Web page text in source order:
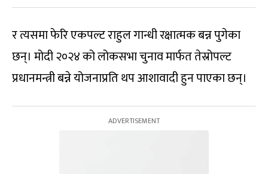
र त्यसमा फेरि एकपल्ट राहुल गान्धी रक्षात्मक बन्न पुगेका
छन्। मोदी २०२४ को लोकसभा चुनाव मार्फत तेस्रोपल्ट
प्रधानमन्त्री बन्ने योजनाप्रति थप आशावादी हुन पाएका छन्।